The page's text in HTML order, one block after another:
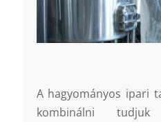
A hagyományos ipari
kombinálni